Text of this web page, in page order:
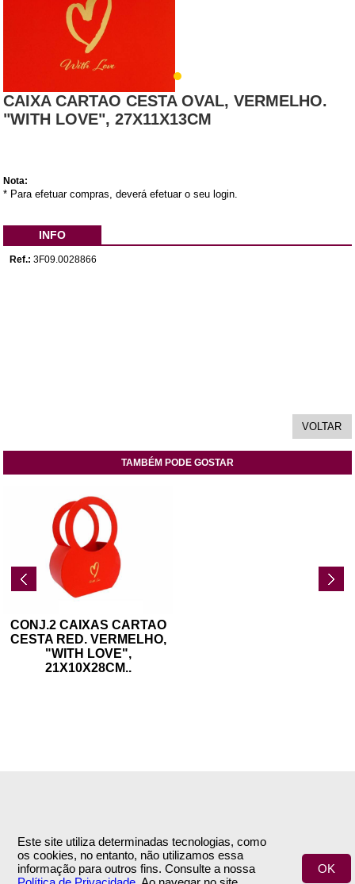
Este site utiliza determinadas tecnologias, como
os cookies, no entanto, não utilizamos essa
informação para outros fins. Consulte a nossa
OK
CAIXA CARTAO CESTA OVAL, VERMELHO.
"WITH LOVE", 27X11X13CM
Nota:
* Para efetuar compras, deverá efetuar o seu login.
INFO
Ref.: 3F09.0028866
TAMBÉM PODE GOSTAR
CONJ.2 CAIXAS CARTAO
CESTA RED. VERMELHO,
"WITH LOVE",
21X10X28CM..
Termos e Condições
Política de Privacidade
Contactos
Envio
Trocas & Devoluções